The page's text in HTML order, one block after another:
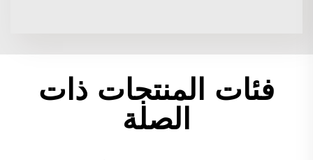
فئات المنتجات ذات
الصلة